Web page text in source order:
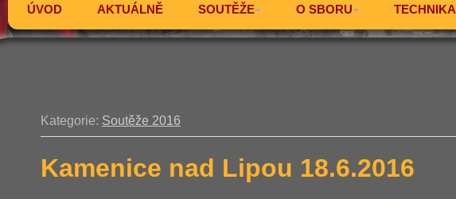
ÚVOD AKTUÁLNĚ SOUTĚŽE O SBORU TECHNIKA
Kategorie: Soutěže 2016
Kamenice nad Lipou 18.6.2016